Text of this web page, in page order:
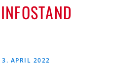
KONTAKT
3. APRIL 2022